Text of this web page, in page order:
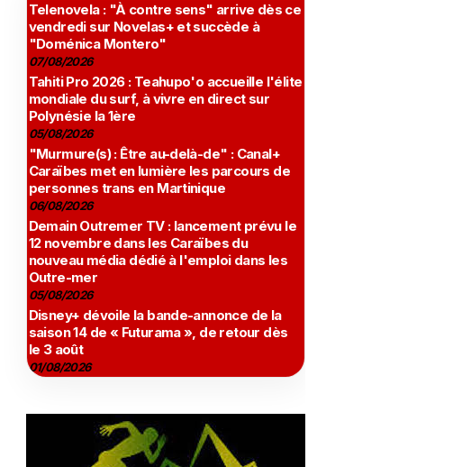
Telenovela : "À contre sens" arrive dès ce
vendredi sur Novelas+ et succède à
"Doménica Montero"
07/08/2026
Tahiti Pro 2026 : Teahupo'o accueille l'élite
mondiale du surf, à vivre en direct sur
Polynésie la 1ère
05/08/2026
"Murmure(s) : Être au-delà-de" : Canal+
Caraïbes met en lumière les parcours de
personnes trans en Martinique
06/08/2026
Demain Outremer TV : lancement prévu le
12 novembre dans les Caraïbes du
nouveau média dédié à l'emploi dans les
Outre-mer
05/08/2026
Disney+ dévoile la bande-annonce de la
saison 14 de « Futurama », de retour dès
le 3 août
01/08/2026